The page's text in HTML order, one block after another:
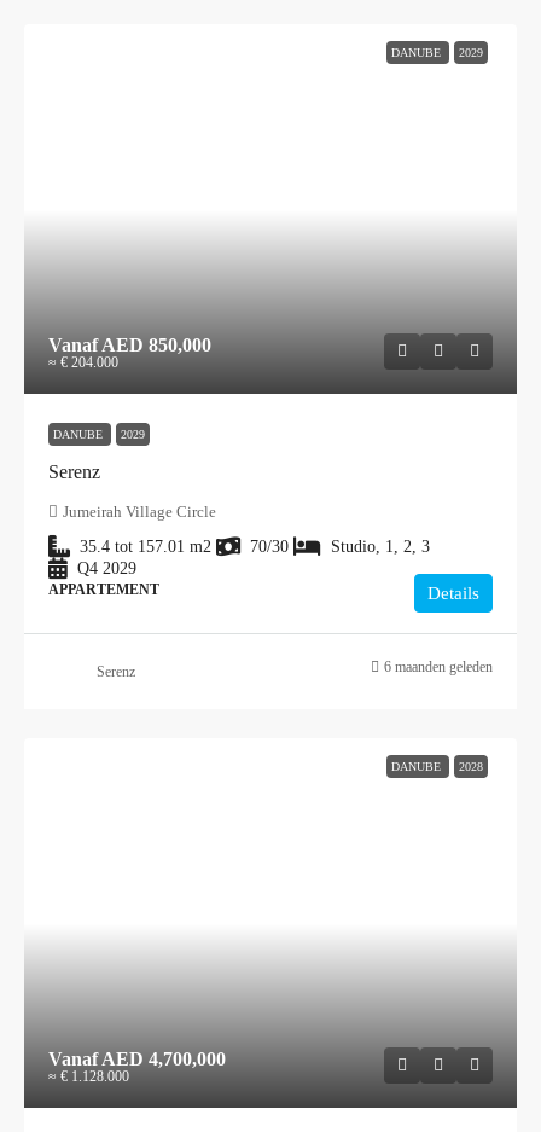
DANUBE 2029
VanafAED 850,000
≈ € 204.000
DANUBE 2029
Serenz
Jumeirah Village Circle
35.4 tot 157.01 m2 70/30
Studio, 1, 2, 3
Q4 2029
APPARTEMENT Details
Serenz 6 maanden geleden
DANUBE 2028
VanafAED 4,700,000
≈ € 1.128.000